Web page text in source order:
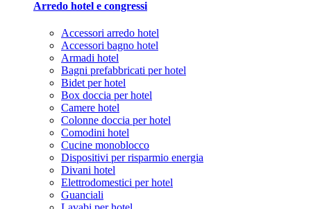
Arredo hotel e congressi
Accessori arredo hotel
Accessori bagno hotel
Armadi hotel
Bagni prefabbricati per hotel
Bidet per hotel
Box doccia per hotel
Camere hotel
Colonne doccia per hotel
Comodini hotel
Cucine monoblocco
Dispositivi per risparmio energia
Divani hotel
Elettrodomestici per hotel
Guanciali